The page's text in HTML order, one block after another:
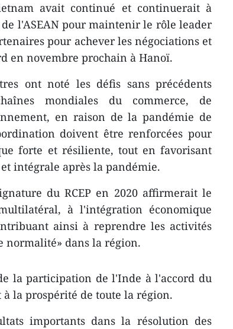
avait continué et continuerait à
l'ASEAN pour maintenir le rôle leader
pour achever les négociations et
en novembre prochain à Hanoï.
ont noté les défis sans précédents
mondiales du commerce, de
en raison de la pandémie de
doivent être renforcées pour
forte et résiliente, tout en favorisant
intégrale après la pandémie.
du RCEP en 2020 affirmerait le
à l'intégration économique
ainsi à reprendre les activités
normalité» dans la région.
la participation de l'Inde à l'accord du
à la prospérité de toute la région.
importants dans la résolution des